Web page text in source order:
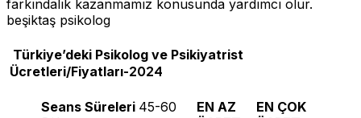
farkındalık kazanmamız konusunda yardımcı olur.
beşiktaş psikolog
Türkiye’deki Psikolog ve Psikiyatrist
Ücretleri/Fiyatları-2024
Seans Süreleri 45-60
EN AZ
EN ÇOK